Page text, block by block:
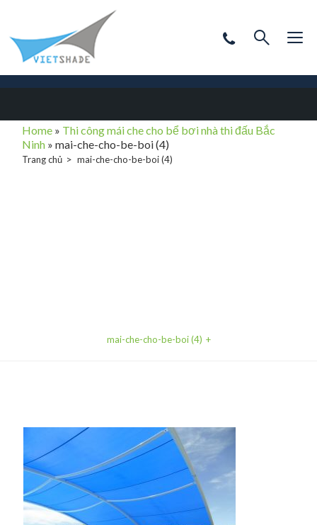
Home » Thi công mái che cho bể bơi nhà thi đấu Bắc
Ninh »mai-che-cho-be-boi (4)
Trang chủ mai-che-cho-be-boi (4)
mai-che-cho-be-boi (4)